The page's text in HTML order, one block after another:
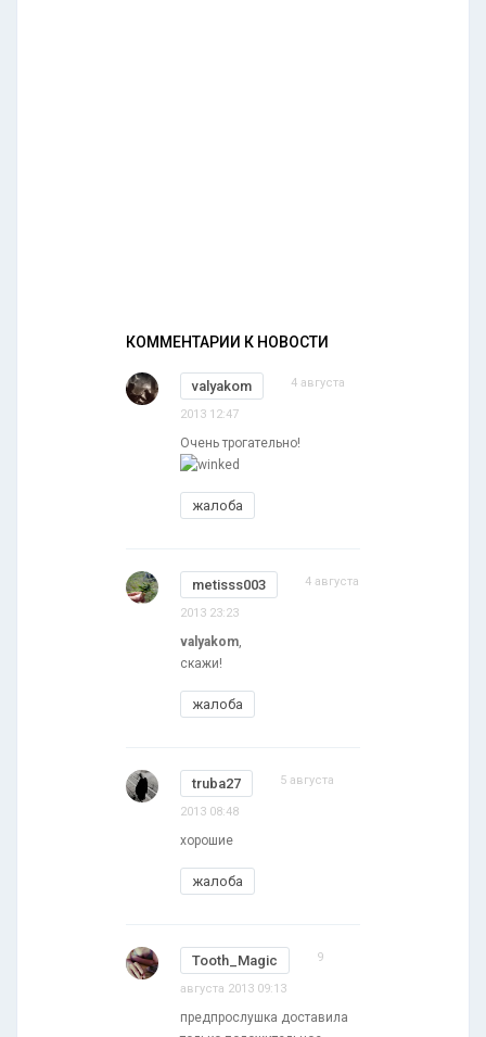
КОММЕНТАРИИ К НОВОСТИ
valyakom 4 августа
2013 12:47
Очень трогательно!
жалоба
metisss003 4 августа
2013 23:23
valyakom,
скажи!
жалоба
truba27 5 августа
2013 08:48
хорошие
жалоба
Tooth_Magic 9
августа 2013 09:13
предпрослушка доставила